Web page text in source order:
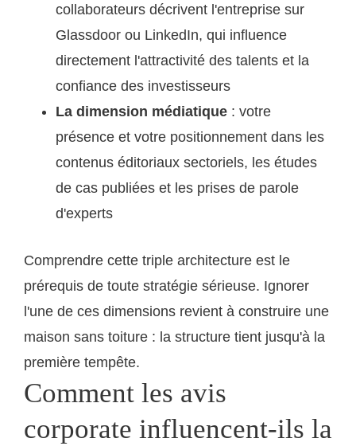
collaborateurs décrivent l'entreprise sur
Glassdoor ou LinkedIn, qui influence
directement l'attractivité des talents et la
confiance des investisseurs
La dimension médiatique : votre
présence et votre positionnement dans les
contenus éditoriaux sectoriels, les études
de cas publiées et les prises de parole
d'experts
Comprendre cette triple architecture est le
prérequis de toute stratégie sérieuse. Ignorer
l'une de ces dimensions revient à construire une
maison sans toiture : la structure tient jusqu'à la
première tempête.
Comment les avis
corporate influencent-ils la